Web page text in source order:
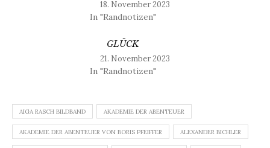
18. November 2023
In "Randnotizen"
GLÜCK
21. November 2023
In "Randnotizen"
AIGA RASCH BILDBAND AKADEMIE DER ABENTEUER
AKADEMIE DER ABENTEUER VON BORIS PFEIFFER ALEXANDER BICHLER